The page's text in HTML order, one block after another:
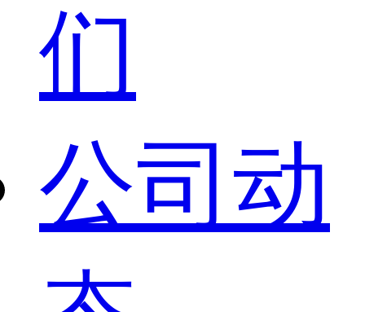
们
公司动